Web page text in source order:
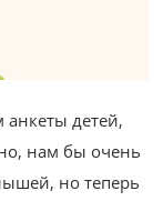
детей,
нам бы очень
но теперь